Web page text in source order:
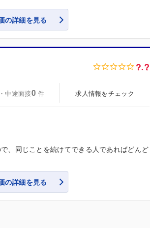
の詳細を見る
?.?
中途面接0 件 求人情報をチェック
、同じことを続けてできる人であればどんど
の詳細を見る